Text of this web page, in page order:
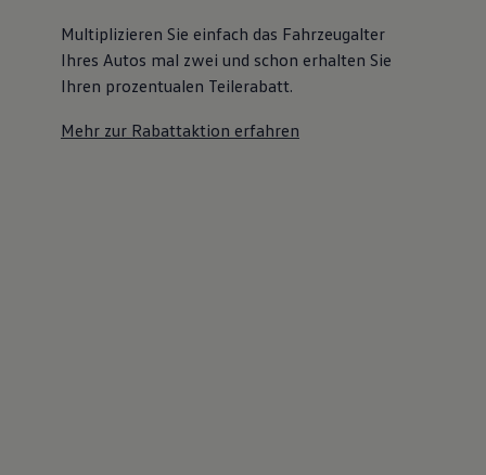
Multiplizieren Sie einfach das Fahrzeugalter
Ihres Autos mal zwei und schon erhalten Sie
Ihren prozentualen Teilerabatt.
Mehr zur Rabattaktion erfahren